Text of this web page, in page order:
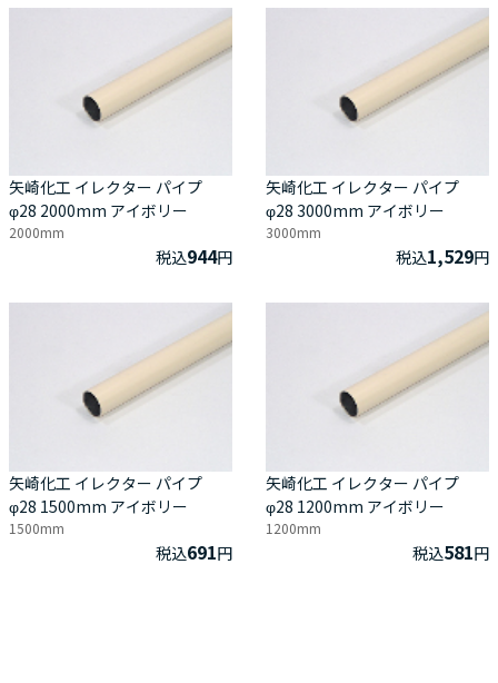
矢崎化工 イレクター パイプ
φ28 2000mm アイボリー
2000mm
税込944円
矢崎化工 イレクター パイプ
φ28 3000mm アイボリー
3000mm
税込1,529円
矢崎化工 イレクター パイプ
φ28 1500mm アイボリー
1500mm
税込691円
矢崎化工 イレクター パイプ
φ28 1200mm アイボリー
1200mm
税込581円